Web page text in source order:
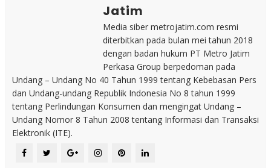
Jatim
Media siber metrojatim.com resmi
diterbitkan pada bulan mei tahun 2018
dengan badan hukum PT Metro Jatim
Perkasa Group berpedoman pada
Undang – Undang No 40 Tahun 1999 tentang Kebebasan Pers
dan Undang-undang Republik Indonesia No 8 tahun 1999
tentang Perlindungan Konsumen dan mengingat Undang –
Undang Nomor 8 Tahun 2008 tentang Informasi dan Transaksi
Elektronik (ITE).